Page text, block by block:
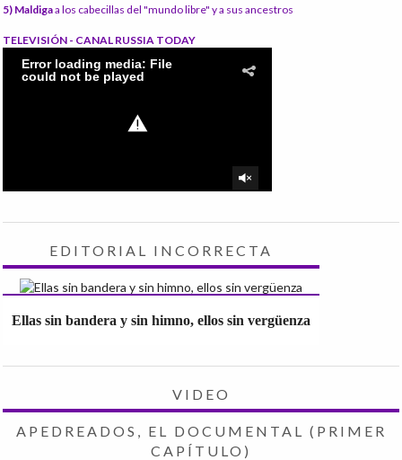
5) Maldigaa los cabecillas del "mundo libre" y a sus ancestros
TELEVISIÓN - CANAL RUSSIA TODAY
EDITORIAL INCORRECTA
Ellas sin bandera y sin himno, ellos sin vergüenza
VIDEO
APEDREADOS, EL DOCUMENTAL (PRIMER
CAPÍTULO)